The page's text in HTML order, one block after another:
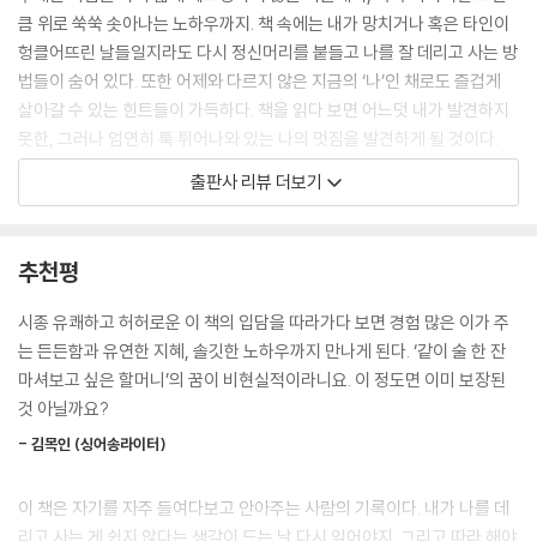
주를 나눌 만큼 여유도 있어야 하며 세대와 편견을 뛰어넘을 정도로 대화
의 폭도 넓어야 한다. 겉이든 속이든 초라하지 않아야만 이룰 수 있는, 얼마
쯤 멋져 보여야 생기는 일. 어차피 만들어 낸 꿈이니까. 돈 드는 것도 아니
니까. 가상의 오더 메이드 꿈에 이 정도 욕심은 허락해 줬으면 좋겠다.
---「오늘만 살면, 또 오늘이 오니까」중에서
큼 위로 쑥쑥 솟아나는 노하우까지. 책 속에는 내가 망치거나 혹은 타인이
헝클어뜨린 날들일지라도 다시 정신머리를 붙들고 나를 잘 데리고 사는 방
법들이 숨어 있다. 또한 어제와 다르지 않은 지금의 ‘나’인 채로도 즐겁게
살아갈 수 있는 힌트들이 가득하다. 책을 읽다 보면 어느덧 내가 발견하지
못한, 그러나 엄연히 툭 튀어나와 있는 나의 멋짐을 발견하게 될 것이다.
“나랑 사는 것은 대체로 피곤하지만, 나랑 일하는 것은 제법 편하고 나랑
노는 것은 아직 재미있다. 나에게 밥과 잠을 제때 제공하는 일에 무엇보다
큰 의미를 둔다.” 음악가 시와의 평처럼, 이 책은 “자기를 자주 들여다보고
안아주는 사람의 기록”이다. 이 어엿한 혼자의 기록 곳곳에는 나를 잘 알고
나를 잘 지켜낸 사람 특유의 유연함과 단단함이 스며 있다. 책은 나를 사랑
것을 일깨운다. 내가 나를 데리고 사는 게 쉽지 않다는 생각이 드는 날, 혹
출판사 리뷰 더보기
추천평
시종 유쾌하고 허허로운 이 책의 입담을 따라가다 보면 경험 많은 이가 주
는 든든함과 유연한 지혜, 솔깃한 노하우까지 만나게 된다. ‘같이 술 한 잔
마셔보고 싶은 할머니’의 꿈이 비현실적이라니요. 이 정도면 이미 보장된
것 아닐까요?
- 김목인 (싱어송라이터)
이 책은 자기를 자주 들여다보고 안아주는 사람의 기록이다. 내가 나를 데